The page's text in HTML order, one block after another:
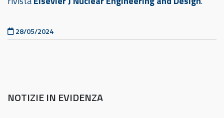
Pubblicato il
28/05/2024
NOTIZIE IN EVIDENZA